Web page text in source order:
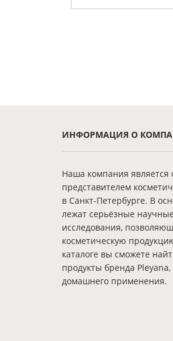
ИНФОРМАЦИЯ О
Наша компания
представителем
в Санкт-Петербурге. В
лежат серьёзные
исследования,
косметическую
каталоге вы сможете
продукты бренда
домашнего применения.